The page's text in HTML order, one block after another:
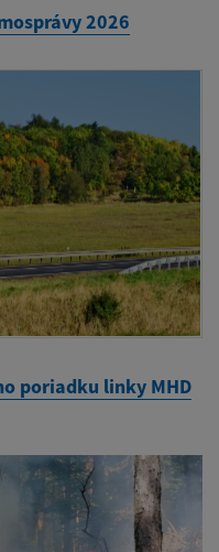
2026
poriadku linky MHD